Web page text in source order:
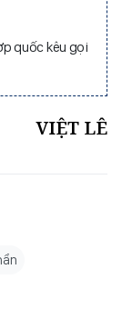
quốc kêu gọi
VIỆT LÊ